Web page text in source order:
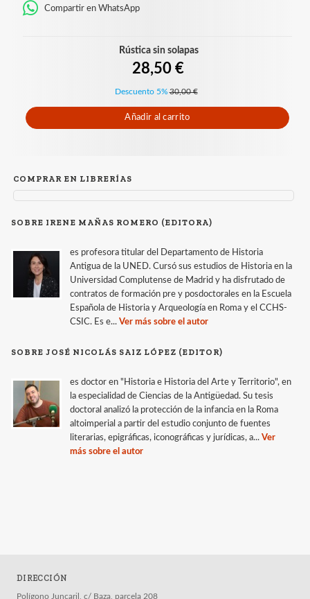
Compartir en WhatsApp
Rústica sin solapas
28,50 €
Descuento 5% 30,00 €
Añadir al carrito
COMPRAR EN LIBRERÍAS
SOBRE IRENE MAÑAS ROMERO (EDITORA)
es profesora titular del Departamento de Historia
Antigua de la UNED. Cursó sus estudios de Historia en la
Universidad Complutense de Madrid y ha disfrutado de
contratos de formación pre y posdoctorales en la Escuela
Española de Historia y Arqueología en Roma y el CCHS-
CSIC. Es e... Ver más sobre el autor
SOBRE JOSÉ NICOLÁS SAIZ LÓPEZ (EDITOR)
es doctor en "Historia e Historia del Arte y Territorio", en
la especialidad de Ciencias de la Antigüedad. Su tesis
doctoral analizó la protección de la infancia en la Roma
altoimperial a partir del estudio conjunto de fuentes
literarias, epigráficas, iconográficas y jurídicas, a... Ver
más sobre el autor
DIRECCIÓN
Polígono Juncaril, c/ Baza, parcela 208